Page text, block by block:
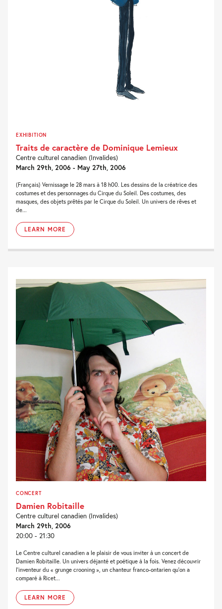
EXHIBITION
Traits de caractère de Dominique Lemieux
Centre culturel canadien (Invalides)
March 29th, 2006 - May 27th, 2006
(Français) Vernissage le 28 mars à 18 h00. Les dessins de la créatrice des
costumes et des personnages du Cirque du Soleil. Des costumes, des
masques, des objets prêtés par le Cirque du Soleil. Un univers de rêves et
de...
LEARN MORE
CONCERT
Damien Robitaille
Centre culturel canadien (Invalides)
March 29th, 2006
20:00 - 21:30
Le Centre culturel canadien a le plaisir de vous inviter à un concert de
Damien Robitaille. Un univers déjanté et poétique à la fois. Venez découvrir
l’inventeur du « grunge crooning », un chanteur franco-ontarien qu’on a
comparé à Ricet...
LEARN MORE